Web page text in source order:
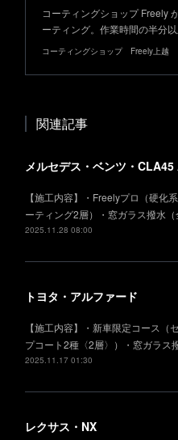
コーティングショップ Freely
ーティング。作業時間の半分
コーティングショップ Freely上越
関連記事
メルセデス・ベンツ・CLA45
【施工内容】・Freelyプロ（硬化
ーティング2層）・窓ガラス撥水
2025.11.28 08:00
トヨタ・アルファード
【施工内容】・新車限定コース（
プコート2種〈2層〉）・窓ガラス
2025.11.17 01:30
レクサス・NX